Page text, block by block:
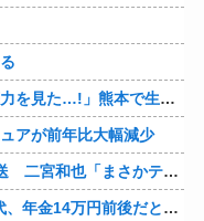
イツ人。直後、日本人たちの行動に衝撃を受けてしまう…
アが前年比大幅減少
ビにまで迷い込んでしまうとは」
後だと賃貸の人は無理じゃね？